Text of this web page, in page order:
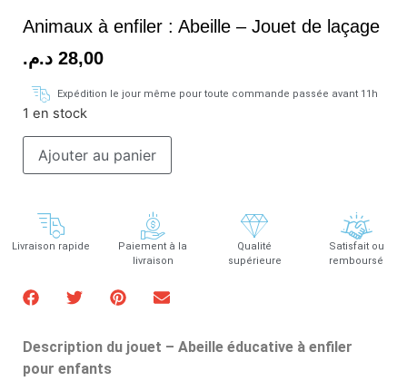
Animaux à enfiler : Abeille – Jouet de laçage
28,00 د.م.
Expédition le jour même pour toute commande passée avant 11h
1 en stock
Ajouter au panier
Livraison rapide
Paiement à la
livraison
Qualité
supérieure
Satisfait ou
remboursé
Description du jouet – Abeille éducative à enfiler
pour enfants